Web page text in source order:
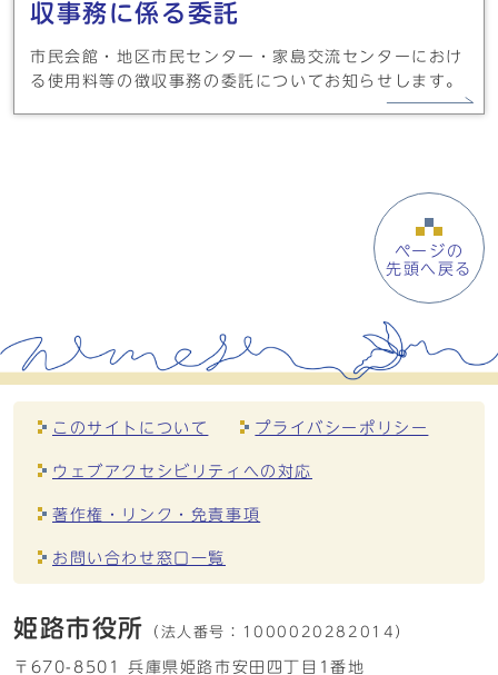
収事務に係る委託
市民会館・地区市民センター・家島交流センターにおけ
る使用料等の徴収事務の委託についてお知らせします。
ページの
先頭へ戻る
このサイトについて プライバシーポリシー
ウェブアクセシビリティへの対応
著作権・リンク・免責事項
お問い合わせ窓口一覧
姫路市役所 （法人番号： 1000020282014）
〒670-8501 兵庫県姫路市安田四丁目1番地